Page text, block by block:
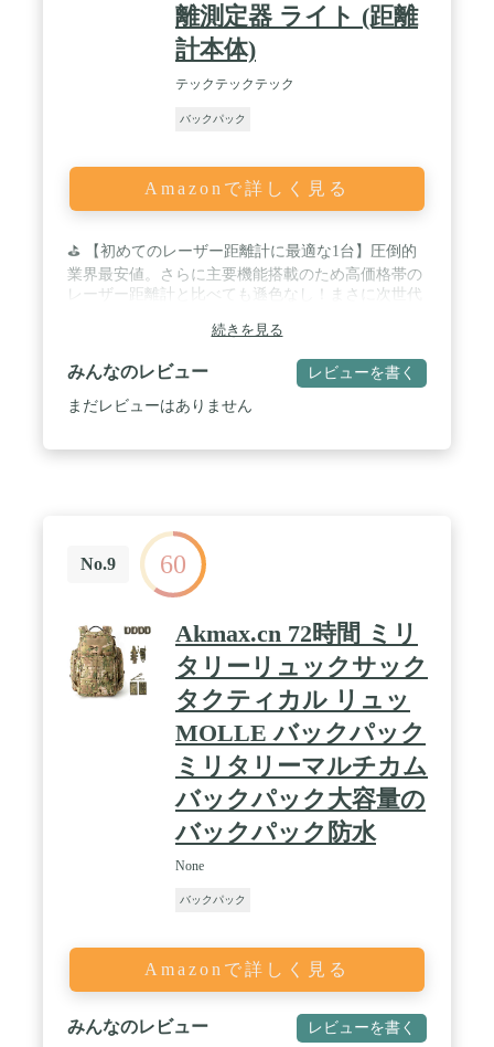
離測定器 ライト (距離
計本体)
テックテックテック
バックパック
Amazonで詳しく見る
⛳ 【初めてのレーザー距離計に最適な1台】圧倒的
業界最安値。さらに主要機能搭載のため高価格帯の
レーザー距離計と比べても遜色なし！まさに次世代
⛳ 【画面が赤色表示による圧倒的な見やすさ】黒色
表示と比べると木が多い場所や曇り空でも見やすい
ため、距離測定をいち早く確認することが可能。 /
⛳ 【業界最軽量クラスで操作しやすい丁度いいサイ
⛳ 【高精度レーザー距離測定器】計測速度0.5秒・
測定精度が±1ヤード・最大計測距離770ヤード。バ
ンカーやクリークもスキャンモードで瞬時に測定、
るピンモードと新たにピンを差したことを知らせる
振動（バイブレーション）モードも搭載。 / ⛳ 【傾
斜モード】高低差を考慮した距離が測定可能なた
め、本当に打つべき距離がしっかり把握できる。同
伴ゴルファーも外から傾斜モードのON・OFFが確認
できるため競技ゴルフにも使えます。新ルール対
応。直線距離・高低差を考慮した距離を測定したい
時などシチュエーションによって瞬時に切り替え可
能です。 / ⛳ 【メーカー標準保証1年、最長2年の保
証期間】標準保証1年付き。さらに公式サイトから
す。最大2年の保証期間を付けることが可能。 / ■転
売行為の禁止について■TecTecTecJAPAN（販売元：
のため、Amazonやその他ECモールで当社以外の企
業が販売している場合は全て転売品となりますので
ご注意ください。転売品に関しては、品質管理の把
握が不可能なため、当社として一切の責任を持つこ
とはできません。また保証対応もできかねますの
続きを見る
みんなのレビュー レビューを書く
まだレビューはありません
No.9 60
Akmax.cn 72時間 ミリ
タリーリュックサック
タクティカル リュッ
MOLLE バックパック
ミリタリーマルチカム
バックパック大容量の
バックパック防水
None
バックパック
Amazonで詳しく見る
みんなのレビュー レビューを書く